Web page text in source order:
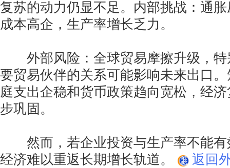
复苏的动力仍显不足。内部挑战：通
成本高企，生产率增长乏力。
外部风险：全球贸易摩擦升级，特
要贸易伙伴的关系可能影响未来出口
庭支出企稳和货币政策趋向宽松，经
步巩固。
然而，若企业投资与生产率不能有
经济难以重返长期增长轨道。
返回